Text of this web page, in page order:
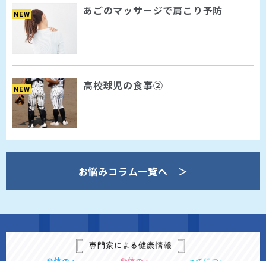
NEW あごのマッサージで肩こり予防
NEW 高校球児の食事②
お悩みコラム一覧へ ＞